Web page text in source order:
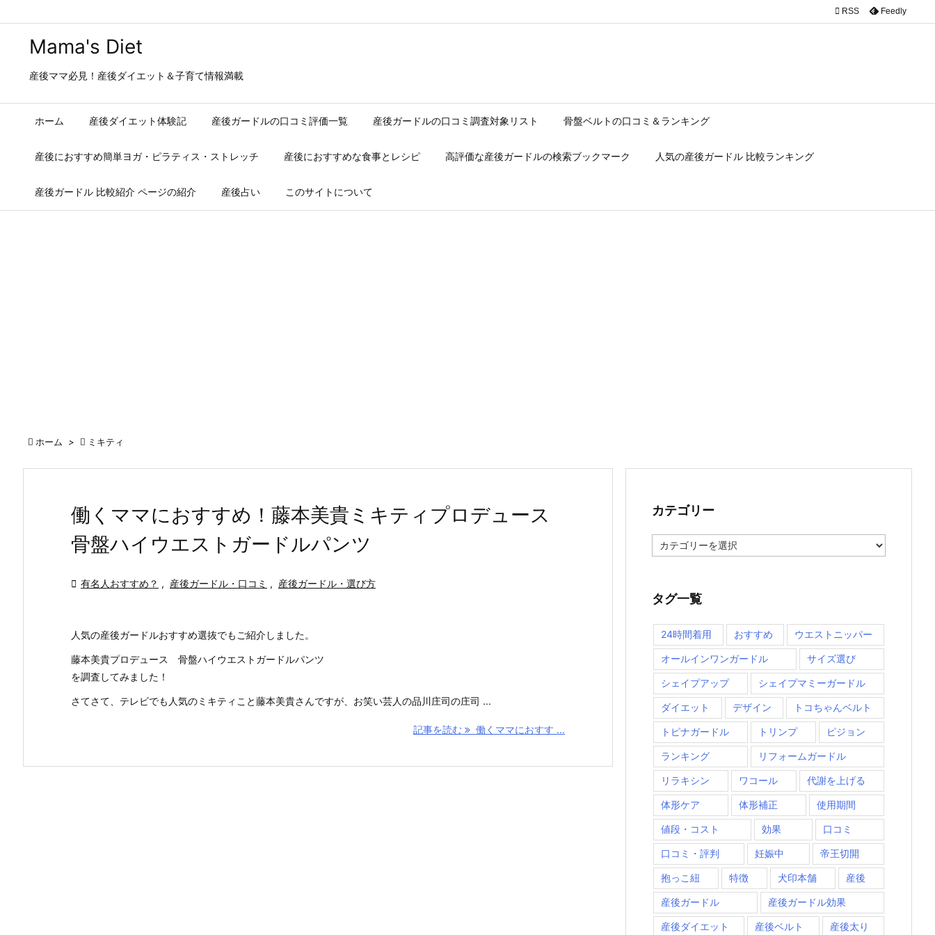
Mama's Diet
産後ママ必見！産後ダイエット＆子育て情報満載
ホーム 産後ダイエット体験記 産後ガードルの口コミ評価一覧 産後ガードルの口コミ調査対象リスト 骨盤ベルトの口コミ＆ランキング
産後におすすめ簡単ヨガ・ピラティス・ストレッチ 産後におすすめな食事とレシピ 高評価な産後ガードルの検索ブックマーク 人気の産後ガードル 比較ランキング
産後ガードル 比較紹介 ページの紹介 産後占い このサイトについて
 RSS Feedly
 ホーム >  ミキティ
働くママにおすすめ！藤本美貴ミキティプロデュース
骨盤ハイウエストガードルパンツ
 有名人おすすめ？ , 産後ガードル・口コミ , 産後ガードル・選び方
人気の産後ガードルおすすめ選抜でもご紹介しました。
藤本美貴プロデュース 骨盤ハイウエストガードルパンツ
を調査してみました！
さてさて、テレビでも人気のミキティこと藤本美貴さんですが、お笑い芸人の品川庄司の庄司 ...
記事を読む 働くママにおすす ...
カテゴリー
テ
ー
タグ一覧
24時間着用 おすすめ ウエストニッパー
オールインワンガードル サイズ選び
シェイプアップ シェイプマミーガードル
ダイエット デザイン トコちゃんベルト
トピナガードル トリンプ ピジョン
ランキング リフォームガードル
リラキシン ワコール 代謝を上げる
体形ケア 体形補正 使用期間
値段・コスト 効果 口コミ
口コミ・評判 妊娠中 帝王切開
抱っこ紐 特徴 犬印本舗 産後
産後ガードル 産後ガードル効果
産後ダイエット 産後ベルト 産後太り